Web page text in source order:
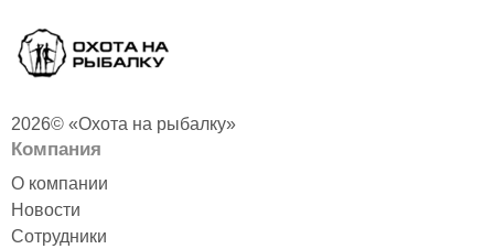
2026© «Охота на рыбалку»
Компания
О компании
Новости
Сотрудники